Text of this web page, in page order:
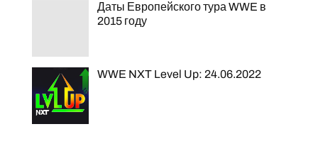
Даты Европейского тура WWE в
2015 году
WWE NXT Level Up: 24.06.2022